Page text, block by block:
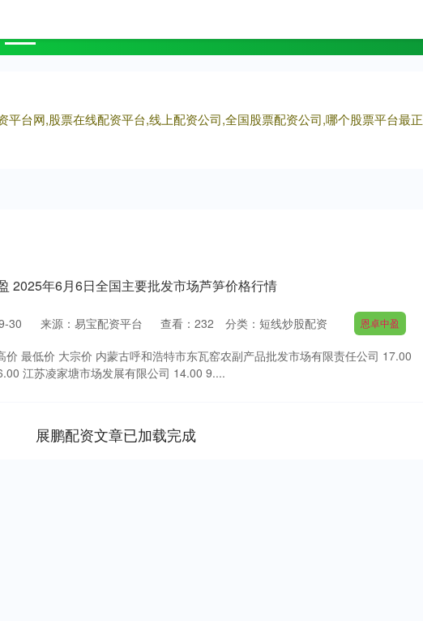
平台网,股票在线配资平台,线上配资公司,全国股票配资公司,哪个股票平台最
2025年6月6日全国主要批发市场芦笋价格行情
30 来源：易宝配资平台 查看： 232 分类： 短线炒股配资 恩卓中盈
价 最低价 大宗价 内蒙古呼和浩特市东瓦窑农副产品批发市场有限责任公司 17.00
江苏凌家塘市场发展有限公司 14.00 9....
展鹏配资文章已加载完成